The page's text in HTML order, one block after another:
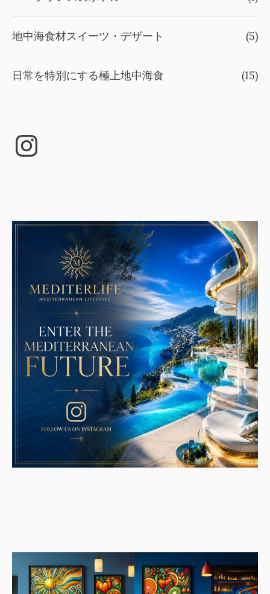
地中海食材スイーツ・デザート (5)
日常を特別にする極上地中海食 (15)
Instagram